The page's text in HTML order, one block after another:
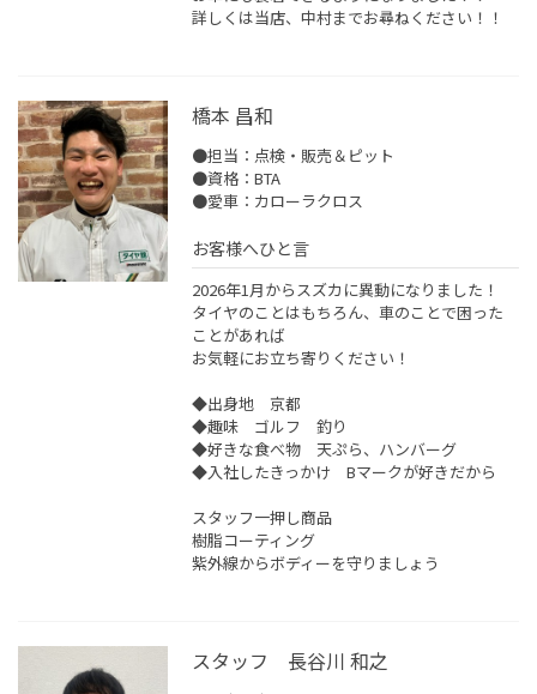
詳しくは当店、中村までお尋ねください！！
橋本 昌和
●担当：点検・販売＆ピット
●資格：BTA
●愛車：カローラクロス
お客様へひと言
2026年1月からスズカに異動になりました！
タイヤのことはもちろん、車のことで困った
ことがあれば
お気軽にお立ち寄りください！
◆出身地 京都
◆趣味 ゴルフ 釣り
◆好きな食べ物 天ぷら、ハンバーグ
◆入社したきっかけ Bマークが好きだから
スタッフ一押し商品
樹脂コーティング
紫外線からボディーを守りましょう
スタッフ 長谷川 和之